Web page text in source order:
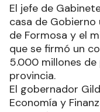
El jefe de
casa de
de Formosa y el
que se firmó un
5.000 millones de
provincia.
El gobernador
Economía y